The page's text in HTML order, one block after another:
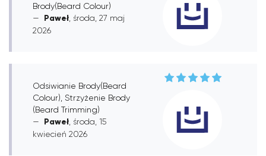
Brody(Beard Colour)
Paweł , środa, 27 maj
2026
Odsiwianie Brody(Beard
Colour), Strzyżenie Brody
(Beard Trimming)
Paweł , środa, 15
kwiecień 2026